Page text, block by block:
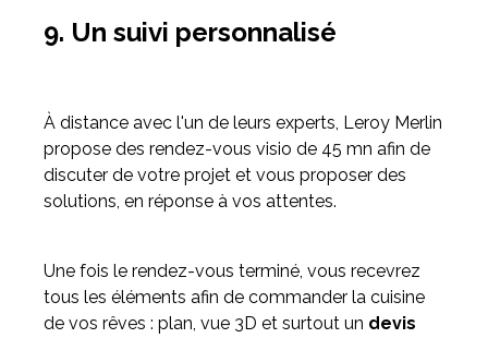
9. Un suivi personnalisé
À distance avec l'un de leurs experts, Leroy Merlin
propose des rendez-vous visio de 45 mn afin de
discuter de votre projet et vous proposer des
solutions, en réponse à vos attentes.
Une fois le rendez-vous terminé, vous recevrez
tous les éléments afin de commander la cuisine
de vos rêves : plan, vue 3D et surtout un devis